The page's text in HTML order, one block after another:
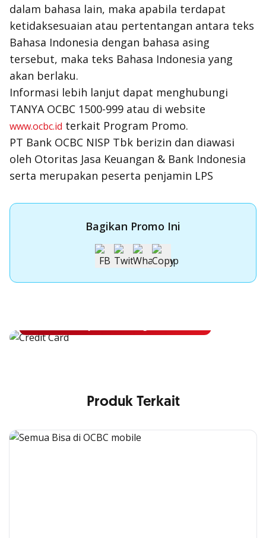
dalam bahasa lain, maka apabila terdapat
ketidaksesuaian atau pertentangan antara teks
Bahasa Indonesia dengan bahasa asing
tersebut, maka teks Bahasa Indonesia yang
akan berlaku.
Informasi lebih lanjut dapat menghubungi
TANYA OCBC 1500-999 atau di website
www.ocbc.id terkait Program Promo.
PT Bank OCBC NISP Tbk berizin dan diawasi
oleh Otoritas Jasa Keuangan & Bank Indonesia
serta merupakan peserta penjamin LPS
Bagikan Promo Ini
Apply Kartu Kredit OCBC
Produk Terkait